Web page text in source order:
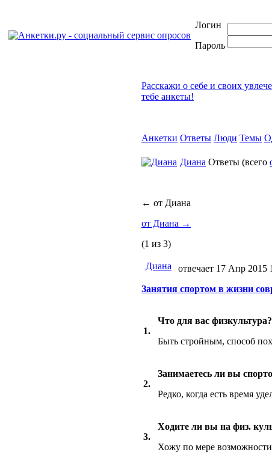
Логин
Пароль
Расскажи о себе и своих
тебе анкеты!
Анкетки Ответы Люди Темы
Диана Ответы (всего
← от Диана
от Диана →
(1 из 3)
Диана отвечает 17 Апр 2015
Занятия спортом в жизни
1.
Что для вас физкультура?
Быть стройным, способ
2.
Занимаетесь ли вы
Редко, когда есть время
3.
Ходите ли вы на физ.
Хожу по мере возможности